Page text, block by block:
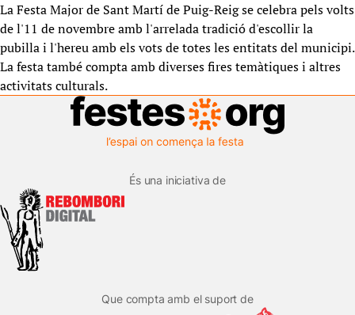
La Festa Major de Sant Martí de Puig-Reig se celebra pels volts
de l'11 de novembre amb l'arrelada tradició d'escollir la
pubilla i l'hereu amb els vots de totes les entitats del municipi.
La festa també compta amb diverses fires temàtiques i altres
activitats culturals.
És una iniciativa de
Que compta amb el suport de